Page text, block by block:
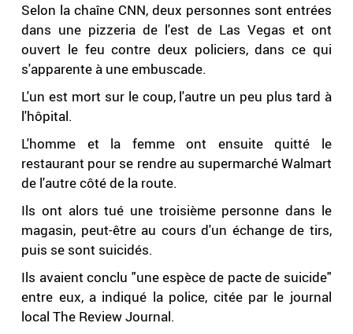
Selon la chaîne CNN, deux personnes sont entrées
dans une pizzeria de l'est de Las Vegas et ont
ouvert le feu contre deux policiers, dans ce qui
s'apparente à une embuscade.
L'un est mort sur le coup, l'autre un peu plus tard à
l'hôpital.
L'homme et la femme ont ensuite quitté le
restaurant pour se rendre au supermarché Walmart
de l'autre côté de la route.
Ils ont alors tué une troisième personne dans le
magasin, peut-être au cours d'un échange de tirs,
puis se sont suicidés.
Ils avaient conclu "une espèce de pacte de suicide"
entre eux, a indiqué la police, citée par le journal
local The Review Journal.